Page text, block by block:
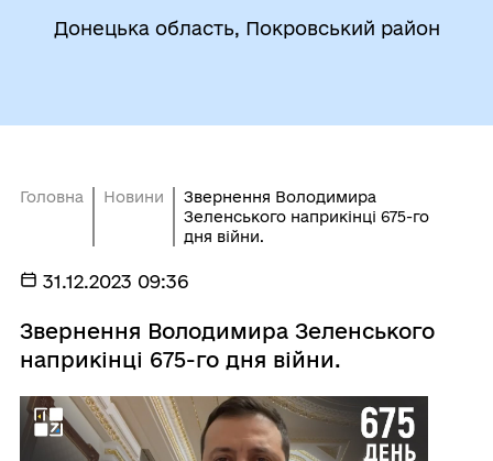
Донецька область, Покровський район
Головна Новини
Звернення Володимира
Зеленського наприкінці 675-го
дня війни.
31.12.2023 09:36
Звернення Володимира Зеленського
наприкінці 675-го дня війни.